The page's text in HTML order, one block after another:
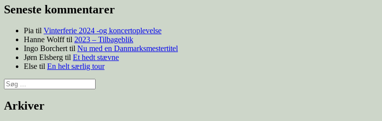
Seneste kommentarer
Pia til Vinterferie 2024 -og koncertoplevelse
Hanne Wolfftil 2023 – Tilbageblik
Ingo Borchert til Nu med en Danmarksmestertitel
Jørn Elsberg til Et hedt stævne
Else til En helt særlig tour
Søg
efter:
Arkiver